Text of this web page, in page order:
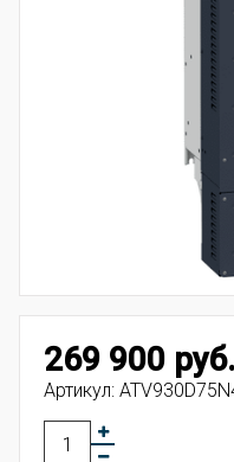
269 900 руб.
Артикул: